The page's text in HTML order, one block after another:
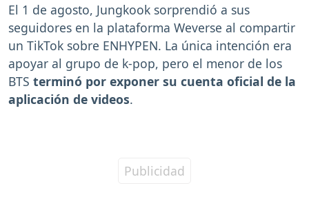
El 1 de agosto, Jungkook sorprendió a sus
seguidores en la plataforma Weverse al compartir
un TikTok sobre ENHYPEN. La única intención era
apoyar al grupo de k-pop, pero el menor de los
BTS terminó por exponer su cuenta oficial de la
aplicación de videos.